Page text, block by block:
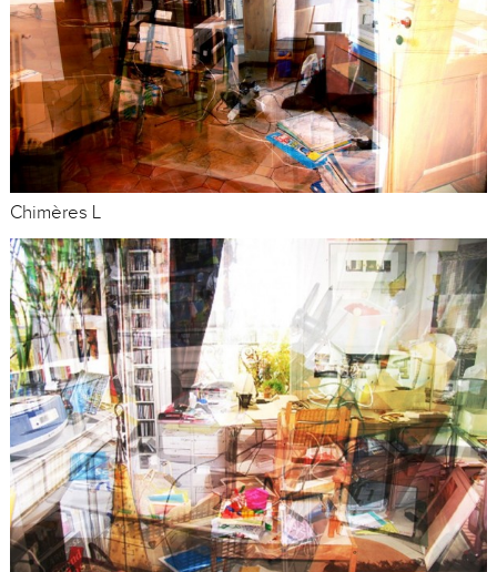
Chimères L